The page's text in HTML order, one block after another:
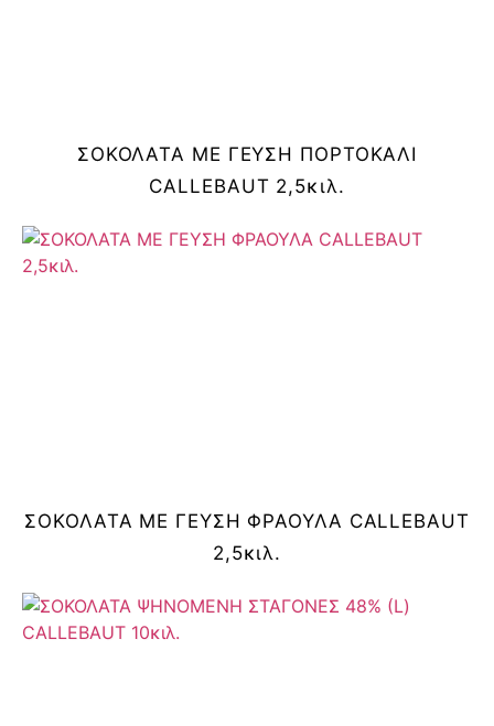
ΣΟΚΟΛΑΤΑ ΜΕ ΓΕΥΣΗ ΠΟΡΤΟΚΑΛΙ
CALLEBAUT 2,5κιλ.
ΣΟΚΟΛΑΤΑ ΜΕ ΓΕΥΣΗ ΦΡΑΟΥΛΑ CALLEBAUT
2,5κιλ.